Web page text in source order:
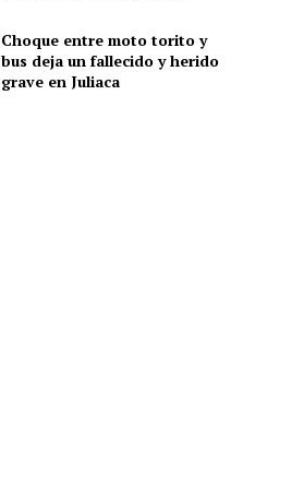
Choque entre moto torito y
bus deja un fallecido y herido
grave en Juliaca